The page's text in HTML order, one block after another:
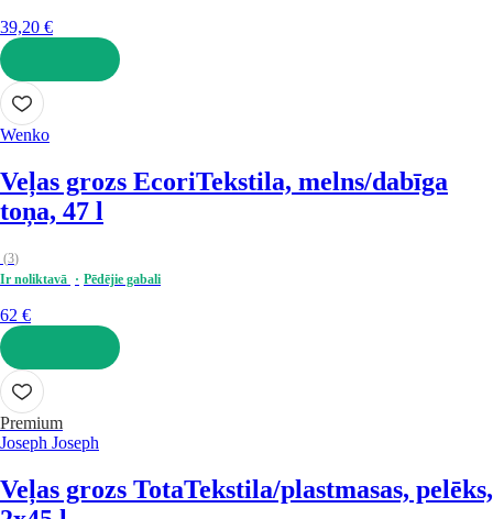
39,20 €
LIKT GROZĀ
Wenko
Veļas grozs EcoriTekstila, melns/dabīga
toņa, 47 l
(3)
Ir noliktavā
Pēdējie gabali
62 €
LIKT GROZĀ
Premium
Joseph Joseph
Veļas grozs TotaTekstila/plastmasas, pelēks,